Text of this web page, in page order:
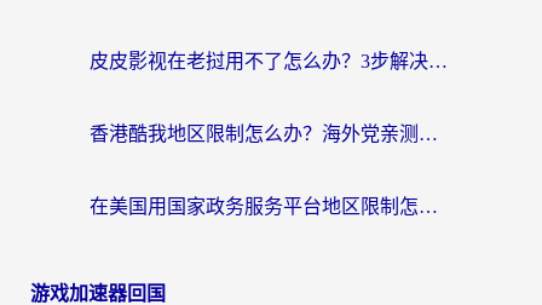
皮皮影视在老挝用不了怎么办？3步解决海外看国内影视&财经的痛点
香港酷我地区限制怎么办？海外党亲测有效的回国加速方案来了
在美国用国家政务服务平台地区限制怎么办？海外华人必备的突破攻略（附追剧看片技巧）
游戏加速器回国